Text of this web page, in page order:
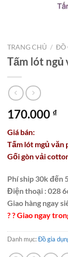
TRANG CHỦ / ĐỒ
Tấm lót ngủ
170.000 ₫
Giá bán:
Tấm lót mgủ văn
Gối gòn vải
Phí ship 30k đến
Điện thoại : 028
Giao hàng ngay
??Giao ngay
Danh mục:Đồ gia